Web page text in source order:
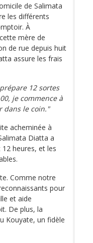
de Salimata
les différents
À
mère de
de rue depuis huit
assure les frais
12 sortes
je commence à
dans le coin."
acheminée à
Diatta a
heures, et les
Comme notre
pour
et aide
De plus, la
Kouyate, un fidèle